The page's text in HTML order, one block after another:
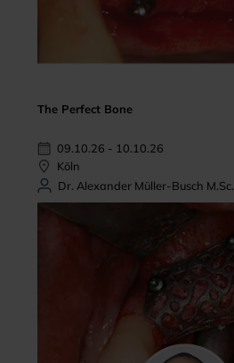
The Perfect Bone
09.10.26 - 10.10.26
Köln
Dr. Alexander Müller-Busch M.Sc.